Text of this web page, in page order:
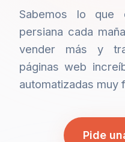
Sabemos lo que
persiana cada
vender más y
páginas web
automatizadas muy
Pide